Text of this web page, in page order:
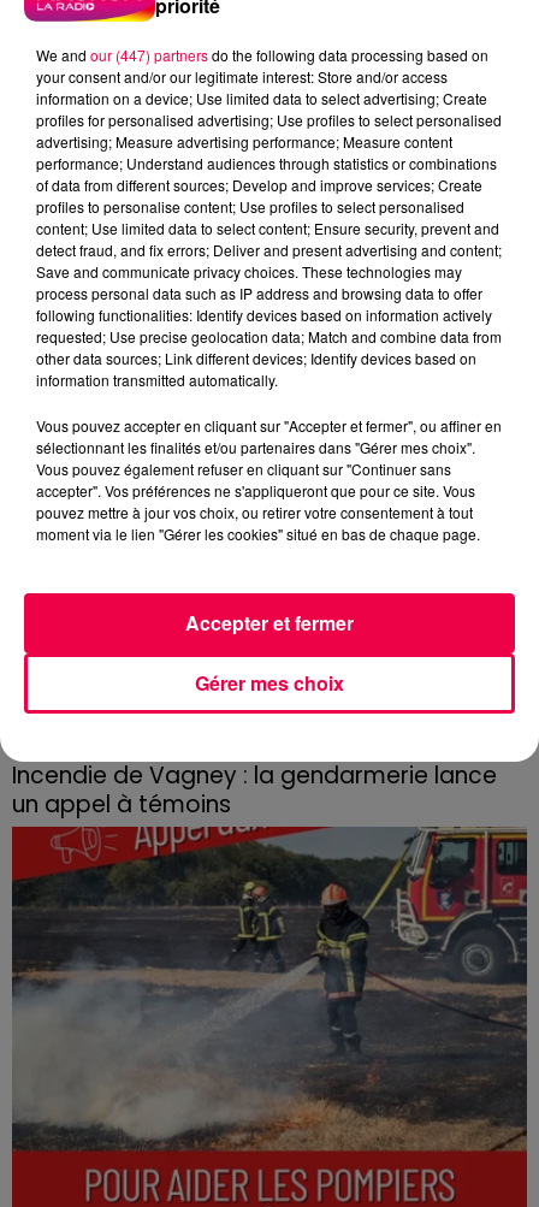
3 août 2026
PRÉVIFEUX : "il faut avoir une culture du risque"
dans les Vosges
Incendie de Vagney : la gendarmerie lance
un appel à témoins
Le feu, parti d'une haie avant de se propager au
quartier résidentiel, avait détruit deux habitations et
contraint à l'évacuation d'une centaine de personnes.
We and our (447) partnersdo the following data processing based on
your consent and/or our legitimate interest: Store and/or access
information on a device; Use limited data to select advertising; Create
profiles for personalised advertising; Use profiles to select personalised
advertising; Measure advertising performance; Measure content
performance; Understand audiences through statistics or combinations
of data from different sources; Develop and improve services; Create
profiles to personalise content; Use profiles to select personalised
content; Use limited data to select content; Ensure security, prevent and
detect fraud, and fix errors; Deliver and present advertising and content;
Save and communicate privacy choices. These technologies may
process personal data such as IP address and browsing data to offer
following functionalities: Identify devices based on information actively
requested; Use precise geolocation data; Match and combine data from
other data sources; Link different devices; Identify devices based on
information transmitted automatically.
Vous pouvez accepter en cliquant sur "Accepter et fermer", ou affiner en
sélectionnant les finalités et/ou partenaires dans "Gérer mes choix".
Vous pouvez également refuser en cliquant sur "Continuer sans
accepter". Vos préférences ne s'appliqueront que pour ce site. Vous
pouvez mettre à jour vos choix, ou retirer votre consentement à tout
moment via le lien "Gérer les cookies" situé en bas de chaque page.
Gérer mes choix
Accepter et fermer